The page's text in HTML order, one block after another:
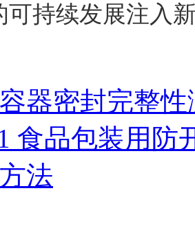
可持续发展注入
容器密封完整
食品包装用
法